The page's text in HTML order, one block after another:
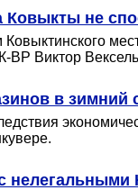
Ковыкты не
BP Виктор
в
нелегальными